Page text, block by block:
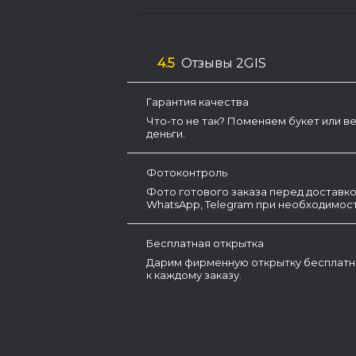
4.5 Отзывы 2GIS
Гарантия качества
Что-то не так? Поменяем букет или
деньги.
Фотоконтроль
Фото готового заказа перед
WhatsApp, Telegram при
Бесплатная открытка
Дарим фирменную открытку
к каждому заказу.